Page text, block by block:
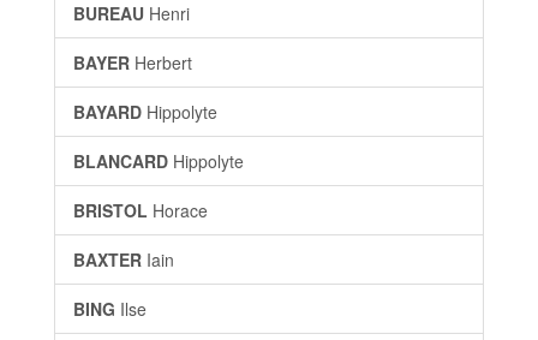
BUREAU Henri
BAYER Herbert
BAYARD Hippolyte
BLANCARD Hippolyte
BRISTOL Horace
BAXTER Iain
BING Ilse